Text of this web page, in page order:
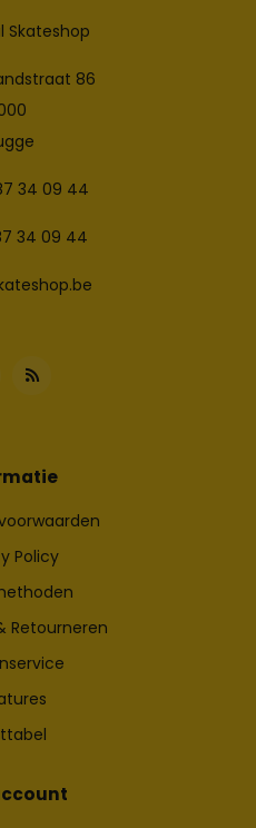
Skateshop
86
34 09 44
34 09 44
Policy
Retourneren